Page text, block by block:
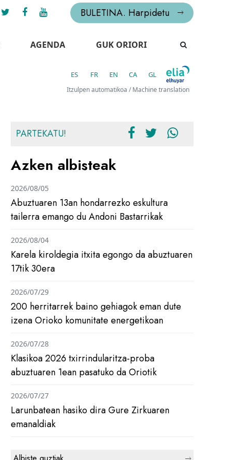
BULETINA. Harpidetu
AGENDA GUK ORIORI
ES FR EN CA GL
Itzulpen automatikoa / Machine translation
PARTEKATU!
Azken albisteak
Abuztuaren 13an hondarrezko eskultura
tailerra emango du Andoni Bastarrikak
2026/08/05
Karela kiroldegia itxita egongo da abuztuaren
17tik 30era
2026/08/04
200 herritarrek baino gehiagok eman dute
izena Orioko komunitate energetikoan
2026/07/29
Klasikoa 2026 txirrindularitza-proba
abuztuaren 1ean pasatuko da Oriotik
2026/07/28
Larunbatean hasiko dira Gure Zirkuaren
emanaldiak
2026/07/27